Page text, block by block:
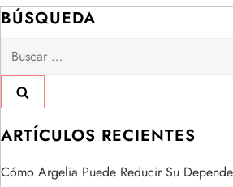
a
c
i
ó
n
BÚSQUEDA
Buscar:
ARTÍCULOS RECIENTES
Cómo Argelia Puede Reducir Su